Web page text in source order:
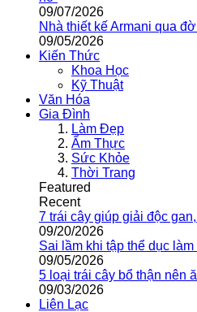
09/07/2026
Nhà thiết kế Armani qua
09/05/2026
Kiến Thức
Khoa Học
Kỹ Thuật
Văn Hóa
Gia Đình
Làm Đẹp
Ẩm Thực
Sức Khỏe
Thời Trang
Featured
Recent
7 trái cây giúp giải độc
09/20/2026
Sai lầm khi tập thể dục
09/05/2026
5 loại trái cây bổ thận nên
09/03/2026
Liên Lạc